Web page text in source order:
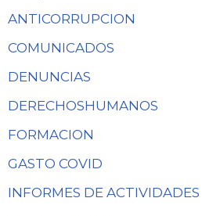
ANTICORRUPCION
COMUNICADOS
DENUNCIAS
DERECHOSHUMANOS
FORMACION
GASTO COVID
INFORMES DE ACTIVIDADES